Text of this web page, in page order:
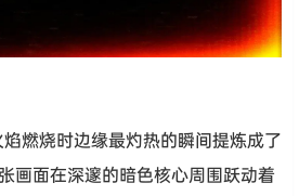
燃烧时边缘最灼热的瞬间提炼成了
画面在深邃的暗色核心周围跃动着